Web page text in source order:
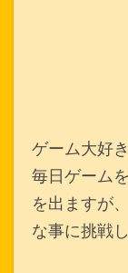
ゲーム大好
毎日ゲーム
を出ますが
な事に挑戦